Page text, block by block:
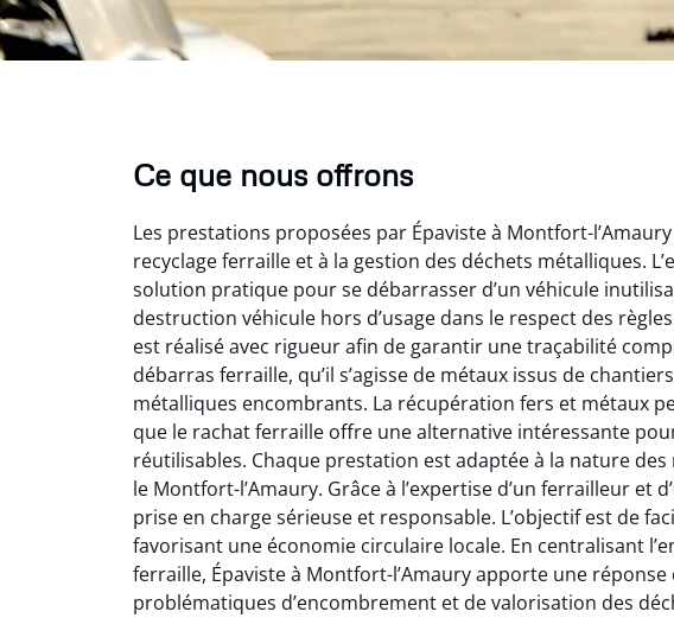
Ce que nous offrons
Les prestations proposées par Épaviste à Montfort-
recyclage ferraille et à la gestion des déchets métalliques.
solution pratique pour se débarrasser d’un véhicule
destruction véhicule hors d’usage dans le respect des
est réalisé avec rigueur afin de garantir une traçabilité
débarras ferraille, qu’il s’agisse de métaux issus de
métalliques encombrants. La récupération fers et métaux
que le rachat ferraille offre une alternative intéressante
réutilisables. Chaque prestation est adaptée à la nature
le Montfort-l’Amaury. Grâce à l’expertise d’un ferrailleur et
prise en charge sérieuse et responsable. L’objectif est de
favorisant une économie circulaire locale. En centralisant
ferraille, Épaviste à Montfort-l’Amaury apporte une
problématiques d’encombrement et de valorisation des
Aurélie Bonnet
21 juin 2024
Le service de
jardin à Var était
exceptionnel. L'équipe a
travaillé de manière
et professionnelle,
notre jardin impeccable
prêt pour notre